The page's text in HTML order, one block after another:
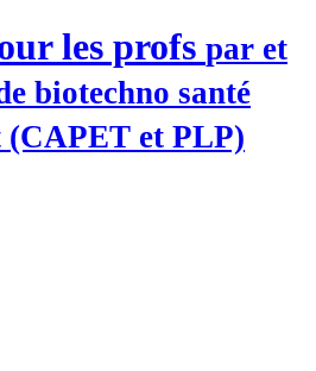
les profs par et
biotechno santé
(CAPET et PLP)